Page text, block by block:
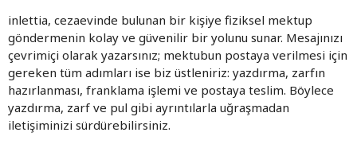
inlettia, cezaevinde bulunan bir kişiye fiziksel mektup
göndermenin kolay ve güvenilir bir yolunu sunar. Mesajınızı
çevrimiçi olarak yazarsınız; mektubun postaya verilmesi için
gereken tüm adımları ise biz üstleniriz: yazdırma, zarfın
hazırlanması, franklama işlemi ve postaya teslim. Böylece
yazdırma, zarf ve pul gibi ayrıntılarla uğraşmadan
iletişiminizi sürdürebilirsiniz.